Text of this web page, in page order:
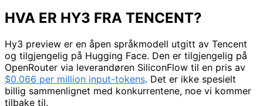
HVA ER HY3 FRA TENCENT?
Hy3 preview er en åpen språkmodell utgitt av Tencent
og tilgjengelig på Hugging Face. Den er tilgjengelig på
OpenRouter via leverandøren SiliconFlow til en pris av
$0.066 per million input-tokens. Det er ikke spesielt
billig sammenlignet med konkurrentene, noe vi kommer
tilbake til.